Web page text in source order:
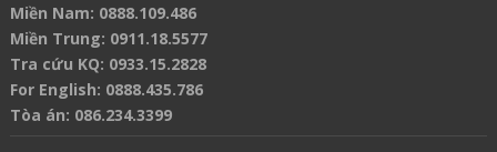
Miền Nam: 0888.109.486
Miền Trung: 0911.18.5577
Tra cứu KQ: 0933.15.2828
For English: 0888.435.786
Tòa án: 086.234.3399